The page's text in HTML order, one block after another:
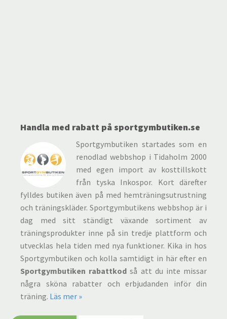
Handla med rabatt på sportgymbutiken.se
Sportgymbutiken startades som en
renodlad webbshop i Tidaholm 2000
med egen import av kosttillskott
från tyska Inkospor. Kort därefter
fylldes butiken även på med hemträningsutrustning
och träningskläder. Sportgymbutikens webbshop är i
dag med sitt ständigt växande sortiment av
träningsprodukter inne på sin tredje plattform och
utvecklas hela tiden med nya funktioner. Kika in hos
Sportgymbutiken och kolla samtidigt in här efter en
Sportgymbutiken rabattkod så att du inte missar
några sköna rabatter och erbjudanden inför din
träning. Läs mer »